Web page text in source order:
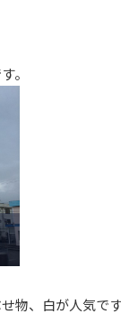
。
物、白が人気で